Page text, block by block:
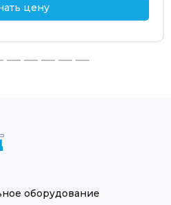
цену
оборудование